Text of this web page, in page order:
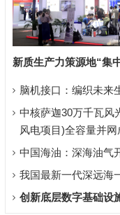
新质生产力策源地“集
脑机接口：编织未来
中核萨迦30万千瓦风
风电项目)全容量并网
中国海油：深海油气
我国最新一代深远海
创新底层数字基础设